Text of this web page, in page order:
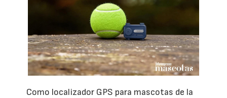
Como localizador GPS para mascotas de la